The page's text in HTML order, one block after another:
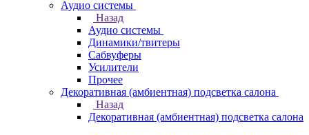
Аудио системы
Назад
Аудио системы
Динамики/твитеры
Сабвуферы
Усилители
Прочее
Декоративная (амбиентная) подсветка салона
Назад
Декоративная (амбиентная) подсветка салона